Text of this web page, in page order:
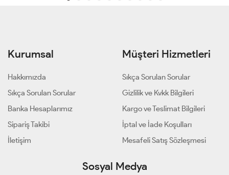
Kurumsal
Hakkımızda
Sıkça Sorulan Sorular
Banka Hesaplarımız
Sipariş Takibi
İletişim
Müşteri Hizmetleri
Sıkça Sorulan Sorular
Gizlilik ve Kvkk Bilgileri
Kargo ve Teslimat Bilgileri
İptal ve İade Koşulları
Mesafeli Satış Sözleşmesi
Sosyal Medya